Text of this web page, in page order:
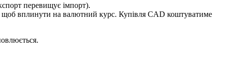
перевищує імпорт).
щоб вплинути на валютний курс. Купівля CAD коштуватиме